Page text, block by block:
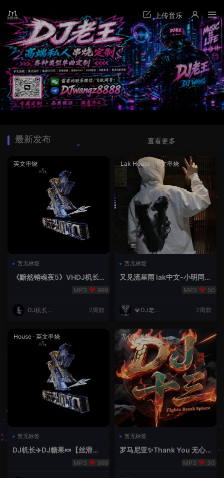
最新发布
英文串烧
暂无标签
《黯然销魂夜5》VHDJ机长
999
DJ机长云
2周前
Lak House · 中文串烧
暂无标签
又见流星雨 lak中文-小明同学
50
💎DJ老王
2周前
House · 英文串烧
暂无标签
DJ机长✈️DJ糖果🍬【丝滑之
夜5】House摇摆节奏✈️纯净999
无心睡眠鼓
暂无标签
罗马尼亚✨Thank You 无心
30
查看更多